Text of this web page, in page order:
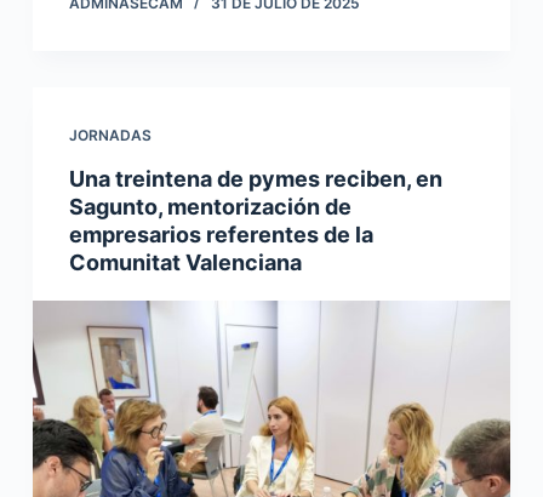
JORNADAS
Una treintena de pymes reciben, en
Sagunto, mentorización de
empresarios referentes de la
Comunitat Valenciana